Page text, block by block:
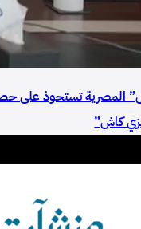
المصرية تستحوذ على
كاش”